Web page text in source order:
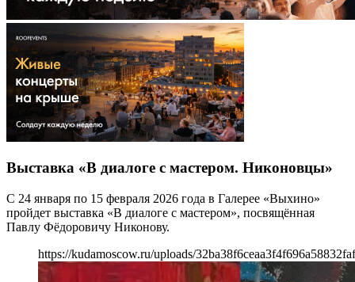
Выставка «В диалоге с мастером. Никоновцы»
С 24 января по 15 февраля 2026 года в Галерее «Выхино»
пройдет выставка «В диалоге с мастером», посвящённая
Павлу Фёдоровичу Никонову.
https://kudamoscow.ru/uploads/